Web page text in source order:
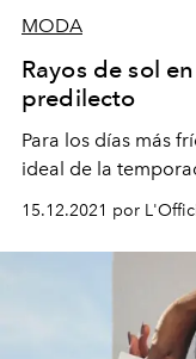
MODA
Rayos de sol
predilecto
Para los días más
ideal de la
15.12.2021 por